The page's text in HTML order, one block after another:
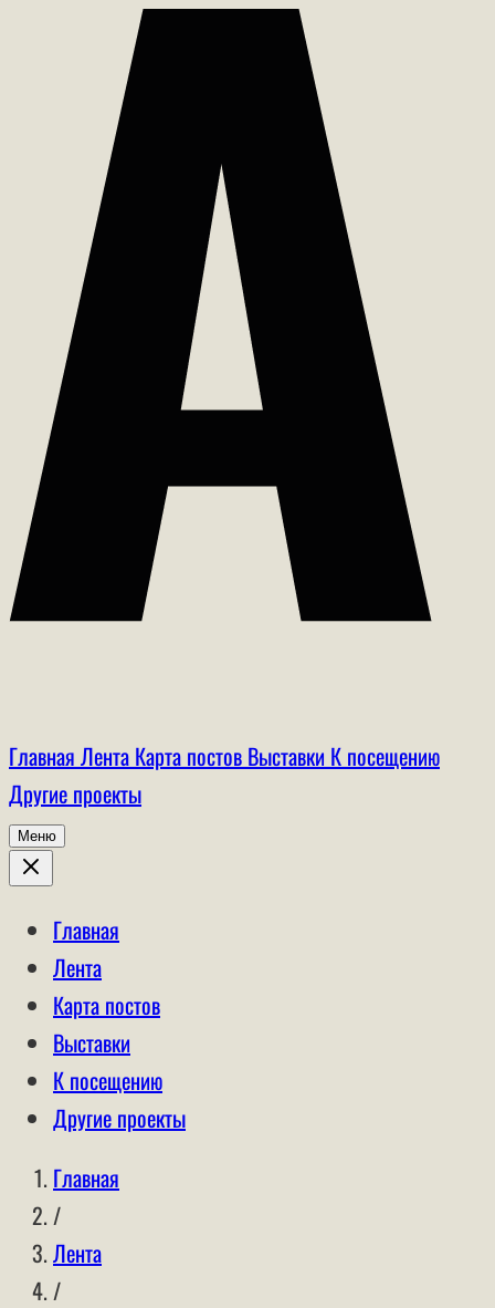
Главная Лента Карта постов Выставки К посещению
Другие проекты
Меню
Главная
Лента
Карта постов
Выставки
К посещению
Другие проекты
Главная
/
Лента
/